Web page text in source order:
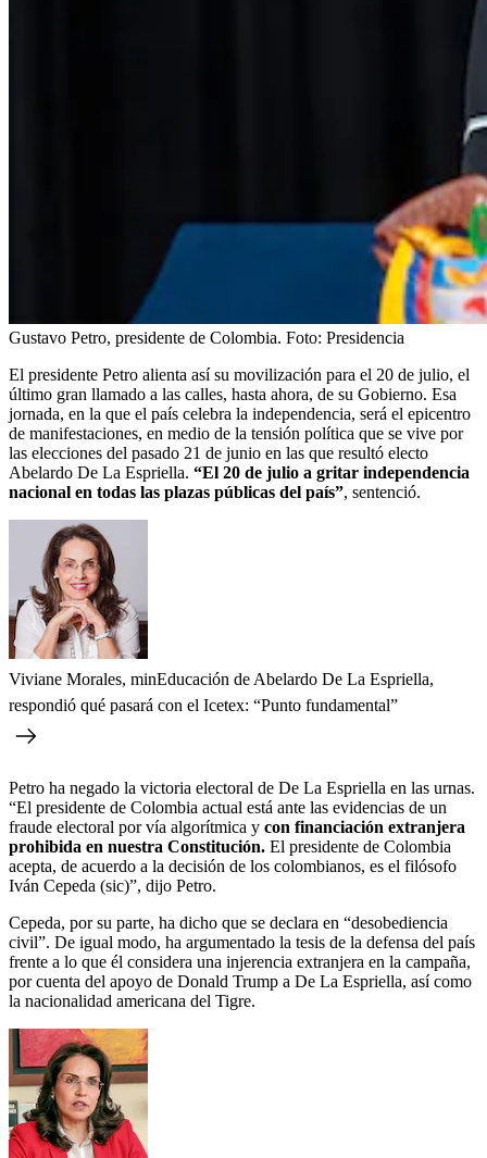
Gustavo Petro, presidente de Colombia. Foto: Presidencia
El presidente Petro alienta así su movilización para el 20 de julio, el
último gran llamado a las calles, hasta ahora, de su Gobierno. Esa
jornada, en la que el país celebra la independencia, será el epicentro
de manifestaciones, en medio de la tensión política que se vive por
las elecciones del pasado 21 de junio en las que resultó electo
Abelardo De La Espriella. “El 20 de julio a gritar independencia
nacional en todas las plazas públicas del país”, sentenció.
Viviane Morales, minEducación de Abelardo De La Espriella,
respondió qué pasará con el Icetex: “Punto fundamental”
Petro ha negado la victoria electoral de De La Espriella en las urnas.
“El presidente de Colombia actual está ante las evidencias de un
fraude electoral por vía algorítmica y con financiación extranjera
prohibida en nuestra Constitución. El presidente de Colombia
acepta, de acuerdo a la decisión de los colombianos, es el filósofo
Iván Cepeda (sic)”, dijo Petro.
Cepeda, por su parte, ha dicho que se declara en “desobediencia
civil”. De igual modo, ha argumentado la tesis de la defensa del país
frente a lo que él considera una injerencia extranjera en la campaña,
por cuenta del apoyo de Donald Trump a De La Espriella, así como
la nacionalidad americana del Tigre.